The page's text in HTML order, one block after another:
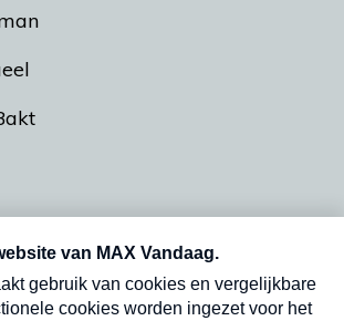
vrijdag- en dinsdagochtend in